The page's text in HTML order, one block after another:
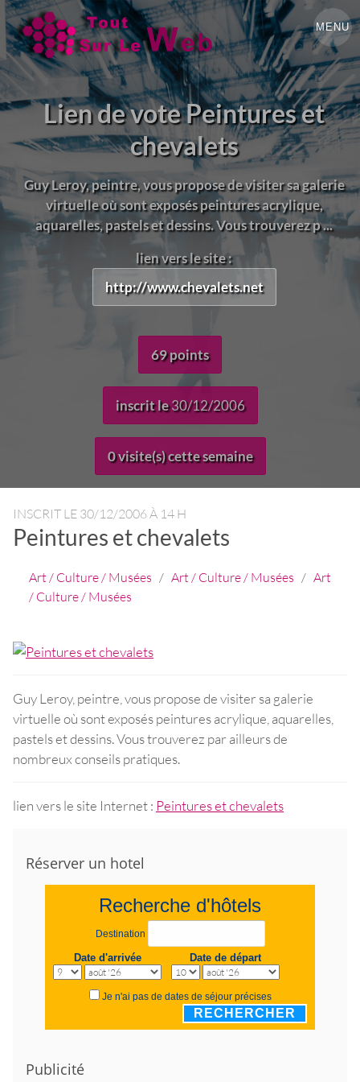
MENU
Lien de vote Peintures et
chevalets
Guy Leroy, peintre, vous propose de visiter sa galerie
virtuelle où sont exposés peintures acrylique,
aquarelles, pastels et dessins. Vous trouverez p ...
lien vers le site :
http://www.chevalets.net
69 points
inscrit le30/12/2006
0 visite(s) cette semaine
INSCRIT LE 30/12/2006 À 14 H
Peintures et chevalets
Art / Culture / Musées / Art / Culture / Musées / Art
/ Culture / Musées
Guy Leroy, peintre, vous propose de visiter sa galerie
virtuelle où sont exposés peintures acrylique, aquarelles,
pastels et dessins. Vous trouverez par ailleurs de
nombreux conseils pratiques.
lien vers le site Internet : Peintures et chevalets
Réserver un hotel
Recherche d'hôtels
Destination
Date d'arrivée Date de départ
Je n'ai pas de dates de séjour précises
RECHERCHER
Publicité